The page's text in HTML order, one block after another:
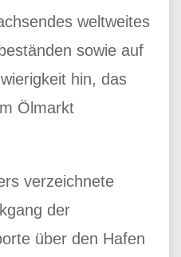
weltweites
sowie auf
hin, das
Ölmarkt
verzeichnete
der
über den Hafen